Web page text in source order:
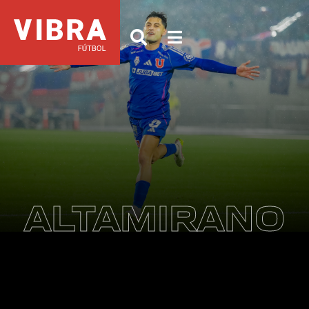
ALTAMIRANO